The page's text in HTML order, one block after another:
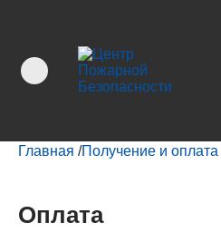
Главная /Получение и оплата
Оплата